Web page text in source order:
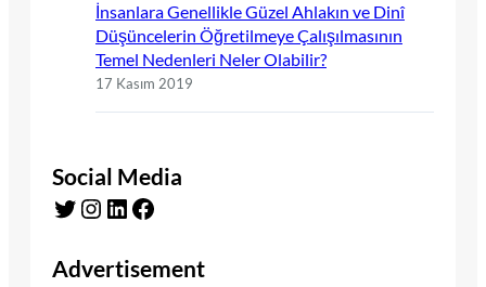
İnsanlara Genellikle Güzel Ahlakın ve Dinî
Düşüncelerin Öğretilmeye Çalışılmasının
Temel Nedenleri Neler Olabilir?
17 Kasım 2019
Social Media
Twitter Instagram LinkedIn Facebook
Advertisement